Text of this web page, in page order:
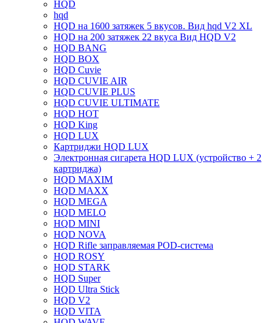
HQD
hqd
HQD на 1600 затяжек 5 вкусов. Вид hqd V2 XL
HQD на 200 затяжек 22 вкуса Вид HQD V2
HQD BANG
HQD BOX
HQD Cuvie
HQD CUVIE AIR
HQD CUVIE PLUS
HQD CUVIE ULTIMATE
HQD HOT
HQD King
HQD LUX
Картриджи HQD LUX
Электронная сигарета HQD LUX (устройство + 2
картриджа)
HQD MAXIM
HQD MAXX
HQD MEGA
HQD MELO
HQD MINI
HQD NOVA
HQD Rifle заправляемая POD-система
HQD ROSY
HQD STARK
HQD Super
HQD Ultra Stick
HQD V2
HQD VITA